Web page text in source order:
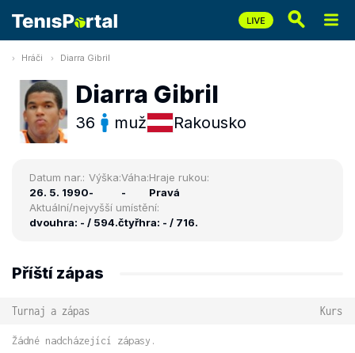
Hráči Diarra Gibril
Diarra Gibril
36 muž Rakousko
Datum nar.:
26. 5. 1990
Výška:
-
Váha:
-
Hraje rukou:
Pravá
Aktuální/nejvyšší umístění:
dvouhra: - / 594.čtyřhra: - / 716.
Příští zápas
Turnaj a zápas Kurs
Žádné nadcházející zápasy.